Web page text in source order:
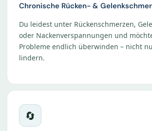
Chronische Rücken- &
Du leidest unter Rückenschmerzen,
oder Nackenverspannungen und
Probleme endlich überwinden – nicht
lindern.
🔄